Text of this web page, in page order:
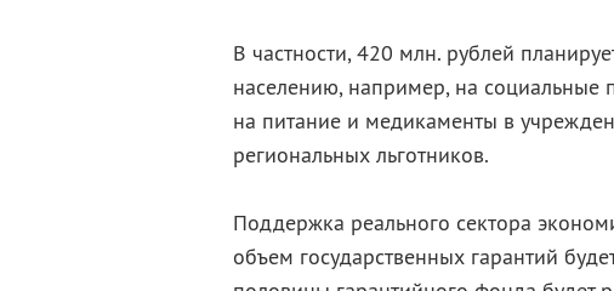
В частности, 420 млн. рублей
населению, например, на социальные
на питание и медикаменты в
региональных льготников.
Поддержка реального сектора
объем государственных гарантий